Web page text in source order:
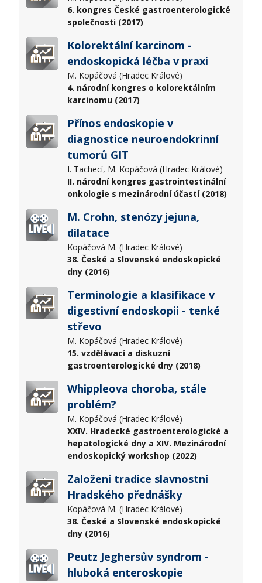
6. kongres České gastroenterologické
společnosti (2017)
Kolorektální karcinom -
endoskopická léčba v praxi
M. Kopáčová (Hradec Králové)
4. národní kongres o kolorektálním
karcinomu (2017)
Přínos endoskopie v
diagnostice neuroendokrinní
tumorů GIT
I. Tachecí, M. Kopáčová (Hradec Králové)
II. národní kongres gastrointestinální
onkologie s mezinárodní účastí (2018)
M. Crohn, stenózy jejuna,
dilatace
Kopáčová M. (Hradec Králové)
38. České a Slovenské endoskopické
dny (2016)
Terminologie a klasifikace v
digestivní endoskopii - tenké
střevo
M. Kopáčová (Hradec Králové)
15. vzdělávací a diskuzní
gastroenterologické dny (2018)
Whippleova choroba, stále
problém?
M. Kopáčová (Hradec Králové)
XXIV. Hradecké gastroenterologické a
hepatologické dny a XIV. Mezinárodní
endoskopický workshop (2022)
Založení tradice slavnostní
Hradského přednášky
Kopáčová M. (Hradec Králové)
38. České a Slovenské endoskopické
dny (2016)
Peutz Jeghersův syndrom -
hluboká enteroskopie